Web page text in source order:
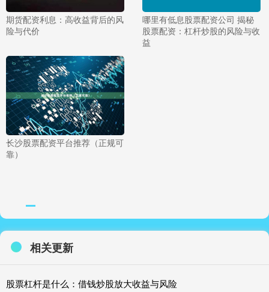
期货配资利息：高收益背后的风
险与代价
哪里有低息股票配资公司 揭秘
股票配资：杠杆炒股的风险与收
益
长沙股票配资平台推荐（正规可
靠）
相关更新
股票杠杆是什么：借钱炒股放大收益与风险